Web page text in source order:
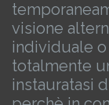
visione
individuale
totalmente
instauratasi